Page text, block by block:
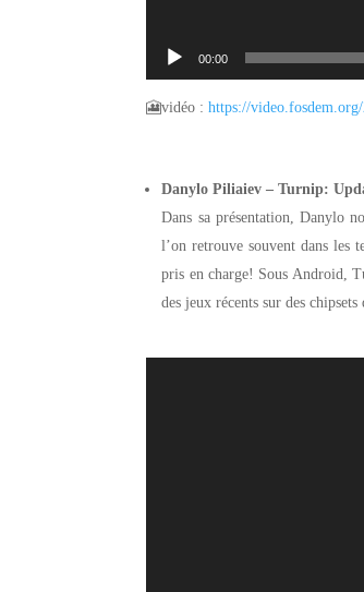
00:00
🎦vidéo :https://video.fosdem.
Danylo Piliaiev – Turnip:
Dans sa présentation, Danylo
l’on retrouve souvent dans les
pris en charge! Sous Android,
des jeux récents sur des